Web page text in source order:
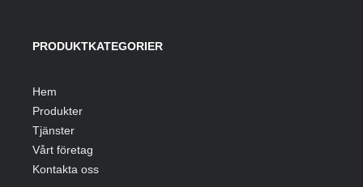
PRODUKTKATEGORIER
Hem
Produkter
Tjänster
Vårt företag
Kontakta oss